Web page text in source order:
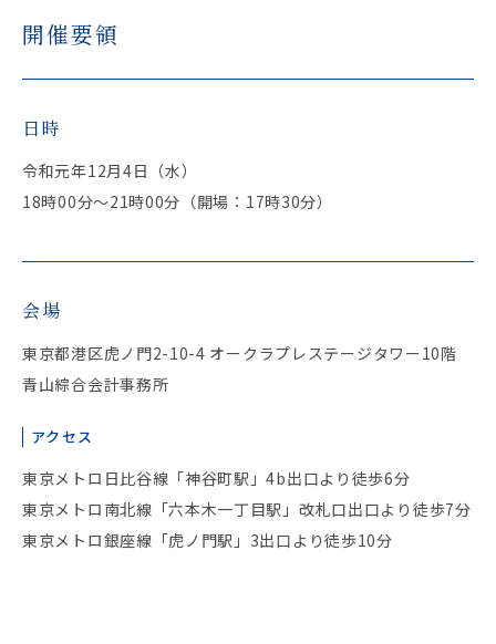
開催要領
日時
令和元年12月4日（水）
18時00分～21時00分（開場：17時30分）
会場
東京都港区虎ノ門2-10-4 オークラプレステージタワー10階
青山綜合会計事務所
アクセス
東京メトロ日比谷線「神谷町駅」4b出口より徒歩6分
東京メトロ南北線「六本木一丁目駅」改札口出口より徒歩7分
東京メトロ銀座線「虎ノ門駅」3出口より徒歩10分